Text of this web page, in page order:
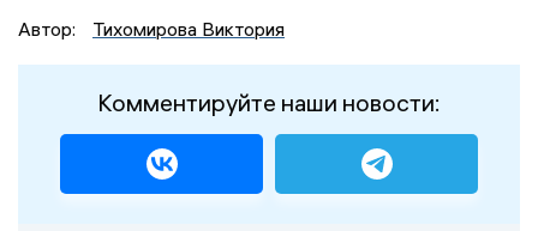
Автор:
Тихомирова Виктория
Комментируйте наши новости: